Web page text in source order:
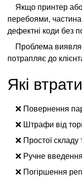
Якщо принтер
перебоями,
дефектні коди без
Проблема
потрапляє до
Які
❌ Повернення
❌ Штрафи від
❌ Простої складу
❌ Ручне
❌ Погіршення